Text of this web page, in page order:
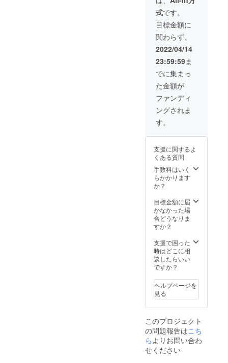
す。 一
言コメ
ントに
ついて
当選者4
名様限
定で読
ませて
いただ
きま
す。 時
間は10
秒程度
収まる
ようお
願いい
たしま
す。 当
日、デ
打ち上
げ時に
読ませ
す。 詳
しくは
公式
LINEに
内させ
だきま
す。 ※
こちら
は抽選
させて
いただ
き、当
様」
す！ (1
グルー
プ４名
様ま
で） チ
ケット
お渡し
方法 公
式ライ
ンよ
り、案
内画面
を配信
いたし
法 当
員がい
ますの
で、そ
ちらに
公式ラ
送られ
た画像
をお見
せくだ
所要時
間 約30
分の打
ち上げ
ます。
詳しく
は、公
式ライ
り、ご
案内の
方をさ
せてい
ただき
式です。
目標金額に
関わらず、
2022/04/14
23:59:59ま
でに集まっ
た金額が
ファンディ
ングされま
す。
支援に関するよ
くある質問
手数料はいく
らかかります
か？
目標金額に届
かなかった場
合どうなりま
すか？
支援で困った
時はどこに相
談したらいい
ですか？
ヘルプページを
見る
このプロジェクト
の問題報告はこち
らよりお問い合わ
せください